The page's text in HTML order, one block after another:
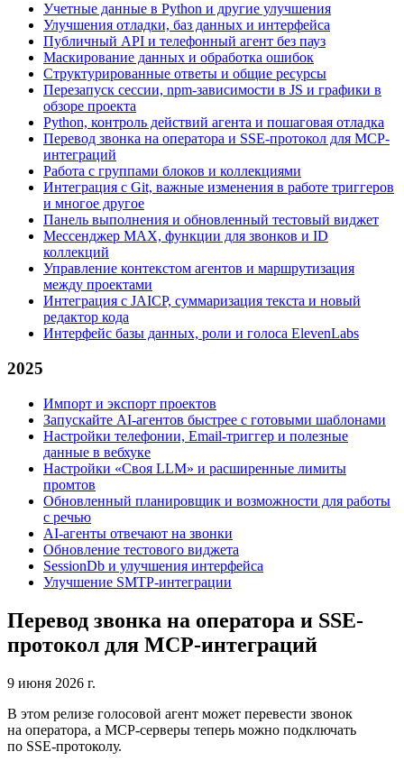
Учетные данные в Python и другие улучшения
Улучшения отладки, баз данных и интерфейса
Публичный API и телефонный агент без пауз
Маскирование данных и обработка ошибок
Структурированные ответы и общие ресурсы
Перезапуск сессии, npm-зависимости в JS и графики в
обзоре проекта
Python, контроль действий агента и пошаговая отладка
Перевод звонка на оператора и SSE-протокол для MCP-
интеграций
Работа с группами блоков и коллекциями
Интеграция с Git, важные изменения в работе триггеров
и многое другое
Панель выполнения и обновленный тестовый виджет
Мессенджер MAX, функции для звонков и ID
коллекций
Управление контекстом агентов и маршрутизация
между проектами
Интеграция с JAICP, суммаризация текста и новый
редактор кода
Интерфейс базы данных, роли и голоса ElevenLabs
2025
Импорт и экспорт проектов
Запускайте AI-агентов быстрее с готовыми шаблонами
Настройки телефонии, Email‑триггер и полезные
данные в вебхуке
Настройки «Своя LLM» и расширенные лимиты
промтов
Обновленный планировщик и возможности для работы
с речью
AI-агенты отвечают на звонки
Обновление тестового виджета
SessionDb и улучшения интерфейса
Улучшение SMTP-интеграции
Перевод звонка на оператора и SSE-
протокол для MCP-интеграций
9 июня 2026 г.
В этом релизе голосовой агент может перевести звонок
на оператора, а MCP-серверы теперь можно подключать
по SSE-протоколу.